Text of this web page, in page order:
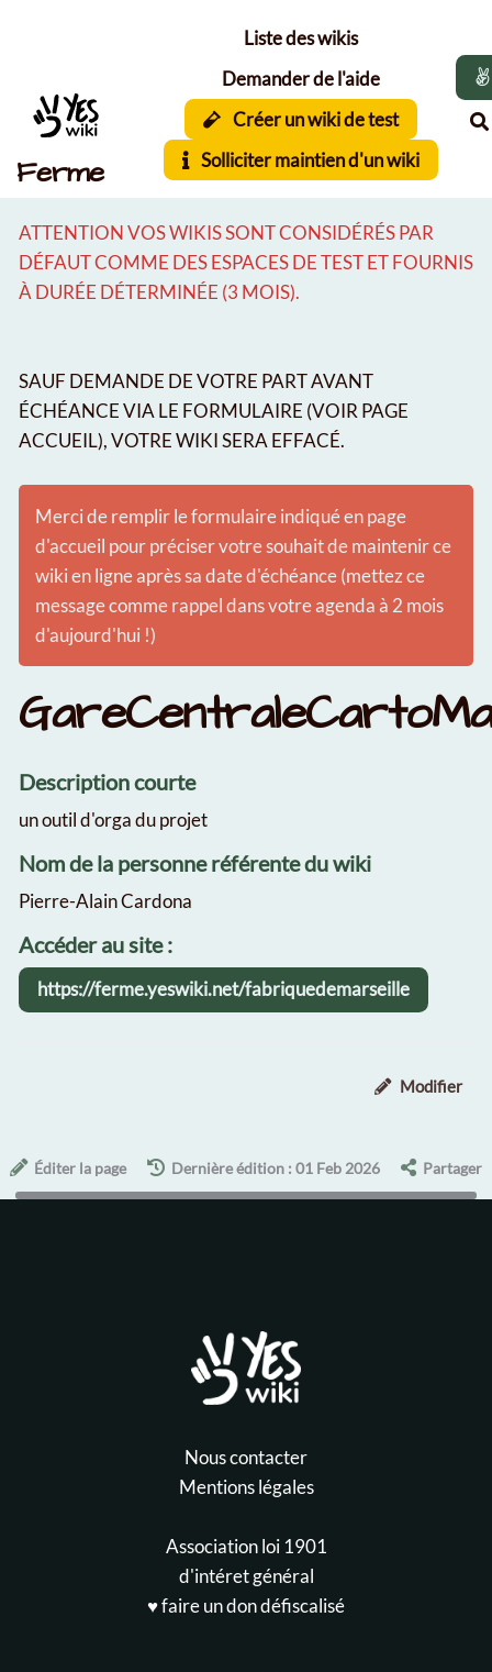
Ferme
Liste des wikis
Demander de l'aide
Créer un wiki de test
Solliciter maintien d'un wiki
ATTENTION VOS WIKIS SONT CONSIDÉRÉS PAR
DÉFAUT COMME DES ESPACES DE TEST ET FOURNIS
À DURÉE DÉTERMINÉE (3 MOIS).
SAUF DEMANDE DE VOTRE PART AVANT
ÉCHÉANCE VIA LE FORMULAIRE (VOIR PAGE
ACCUEIL), VOTRE WIKI SERA EFFACÉ.
Merci de remplir le formulaire indiqué en page
d'accueil pour préciser votre souhait de maintenir ce
wiki en ligne après sa date d'échéance (mettez ce
message comme rappel dans votre agenda à 2 mois
d'aujourd'hui !)
Description courte
un outil d'orga du projet
Nom de la personne référente du wiki
Pierre-Alain Cardona
Accéder au site :
https://ferme.yeswiki.net/fabriquedemarseille
Modifier
Éditer la page Dernière édition : 01 Feb 2026 Partager
Nous contacter
Mentions légales
Association loi 1901
d'intéret général
♥️ faire un don défiscalisé